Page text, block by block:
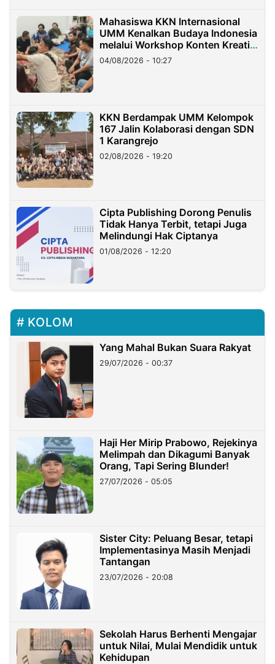
Mahasiswa KKN Internasional
UMM Kenalkan Budaya Indonesia
melalui Workshop Konten Kreatif
di Taiwan
04/08/2026 - 10:27
KKN Berdampak UMM Kelompok
167 Jalin Kolaborasi dengan SDN
1 Karangrejo
02/08/2026 - 19:20
Cipta Publishing Dorong Penulis
Tidak Hanya Terbit, tetapi Juga
Melindungi Hak Ciptanya
01/08/2026 - 12:20
KOLOM
Yang Mahal Bukan Suara Rakyat
29/07/2026 - 00:37
Haji Her Mirip Prabowo, Rejekinya
Melimpah dan Dikagumi Banyak
Orang, Tapi Sering Blunder!
27/07/2026 - 05:05
Sister City: Peluang Besar, tetapi
Implementasinya Masih Menjadi
Tantangan
23/07/2026 - 20:08
Sekolah Harus Berhenti Mengajar
untuk Nilai, Mulai Mendidik untuk
Kehidupan